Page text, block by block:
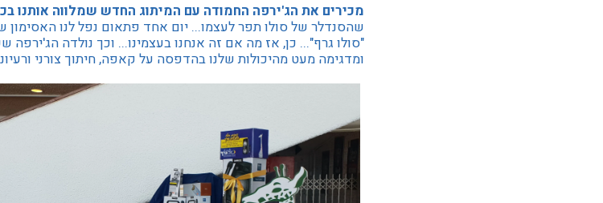
מכירים את הג'ירפה החמודה עם המיתוג החדש שמלווה אותנו
שהסנדלר של סולו תפר לעצמו... יום אחד פתאום נפל לנו האסימון
"סולו גרף"... כן, אז מה אם זה אנחנו בעצמינו... וכך נולדה
ומדגימה מעט מהיכולות שלנו בהדפסה על קאפה, חיתוך צורני